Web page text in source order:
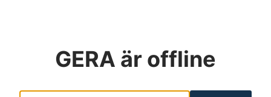
GERA är offline